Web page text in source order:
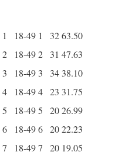
1 18-49 1 3263.50
2 18-492 31 47.63
3 18-49 3 34 38.10
4 18-494 23 31.75
5 18-495 2026.99
6 18-496 2022.23
7 18-497 20 19.05